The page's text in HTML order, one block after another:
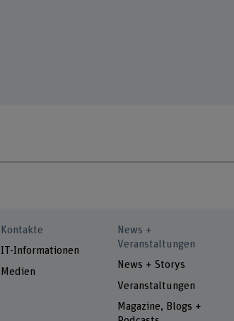
Kontakte
IT-Informationen
Medien
News +
Veranstaltungen
News + Storys
Veranstaltungen
Magazine, Blogs +